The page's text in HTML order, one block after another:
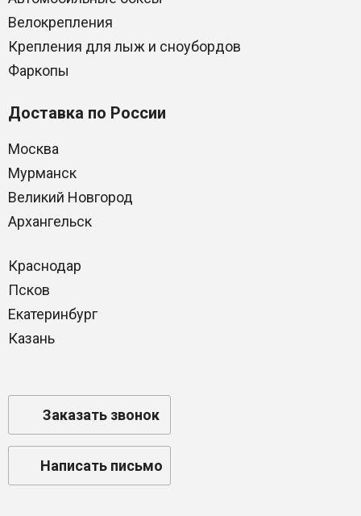
Велокрепления
Крепления для лыж и сноубордов
Фаркопы
Доставка по России
Москва
Мурманск
Великий Новгород
Архангельск
Краснодар
Псков
Екатеринбург
Казань
Заказать звонок
Написать письмо